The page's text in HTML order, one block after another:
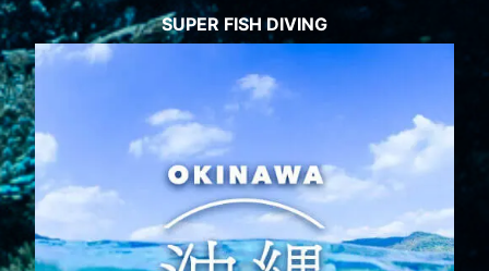
SUPER FISH DIVING